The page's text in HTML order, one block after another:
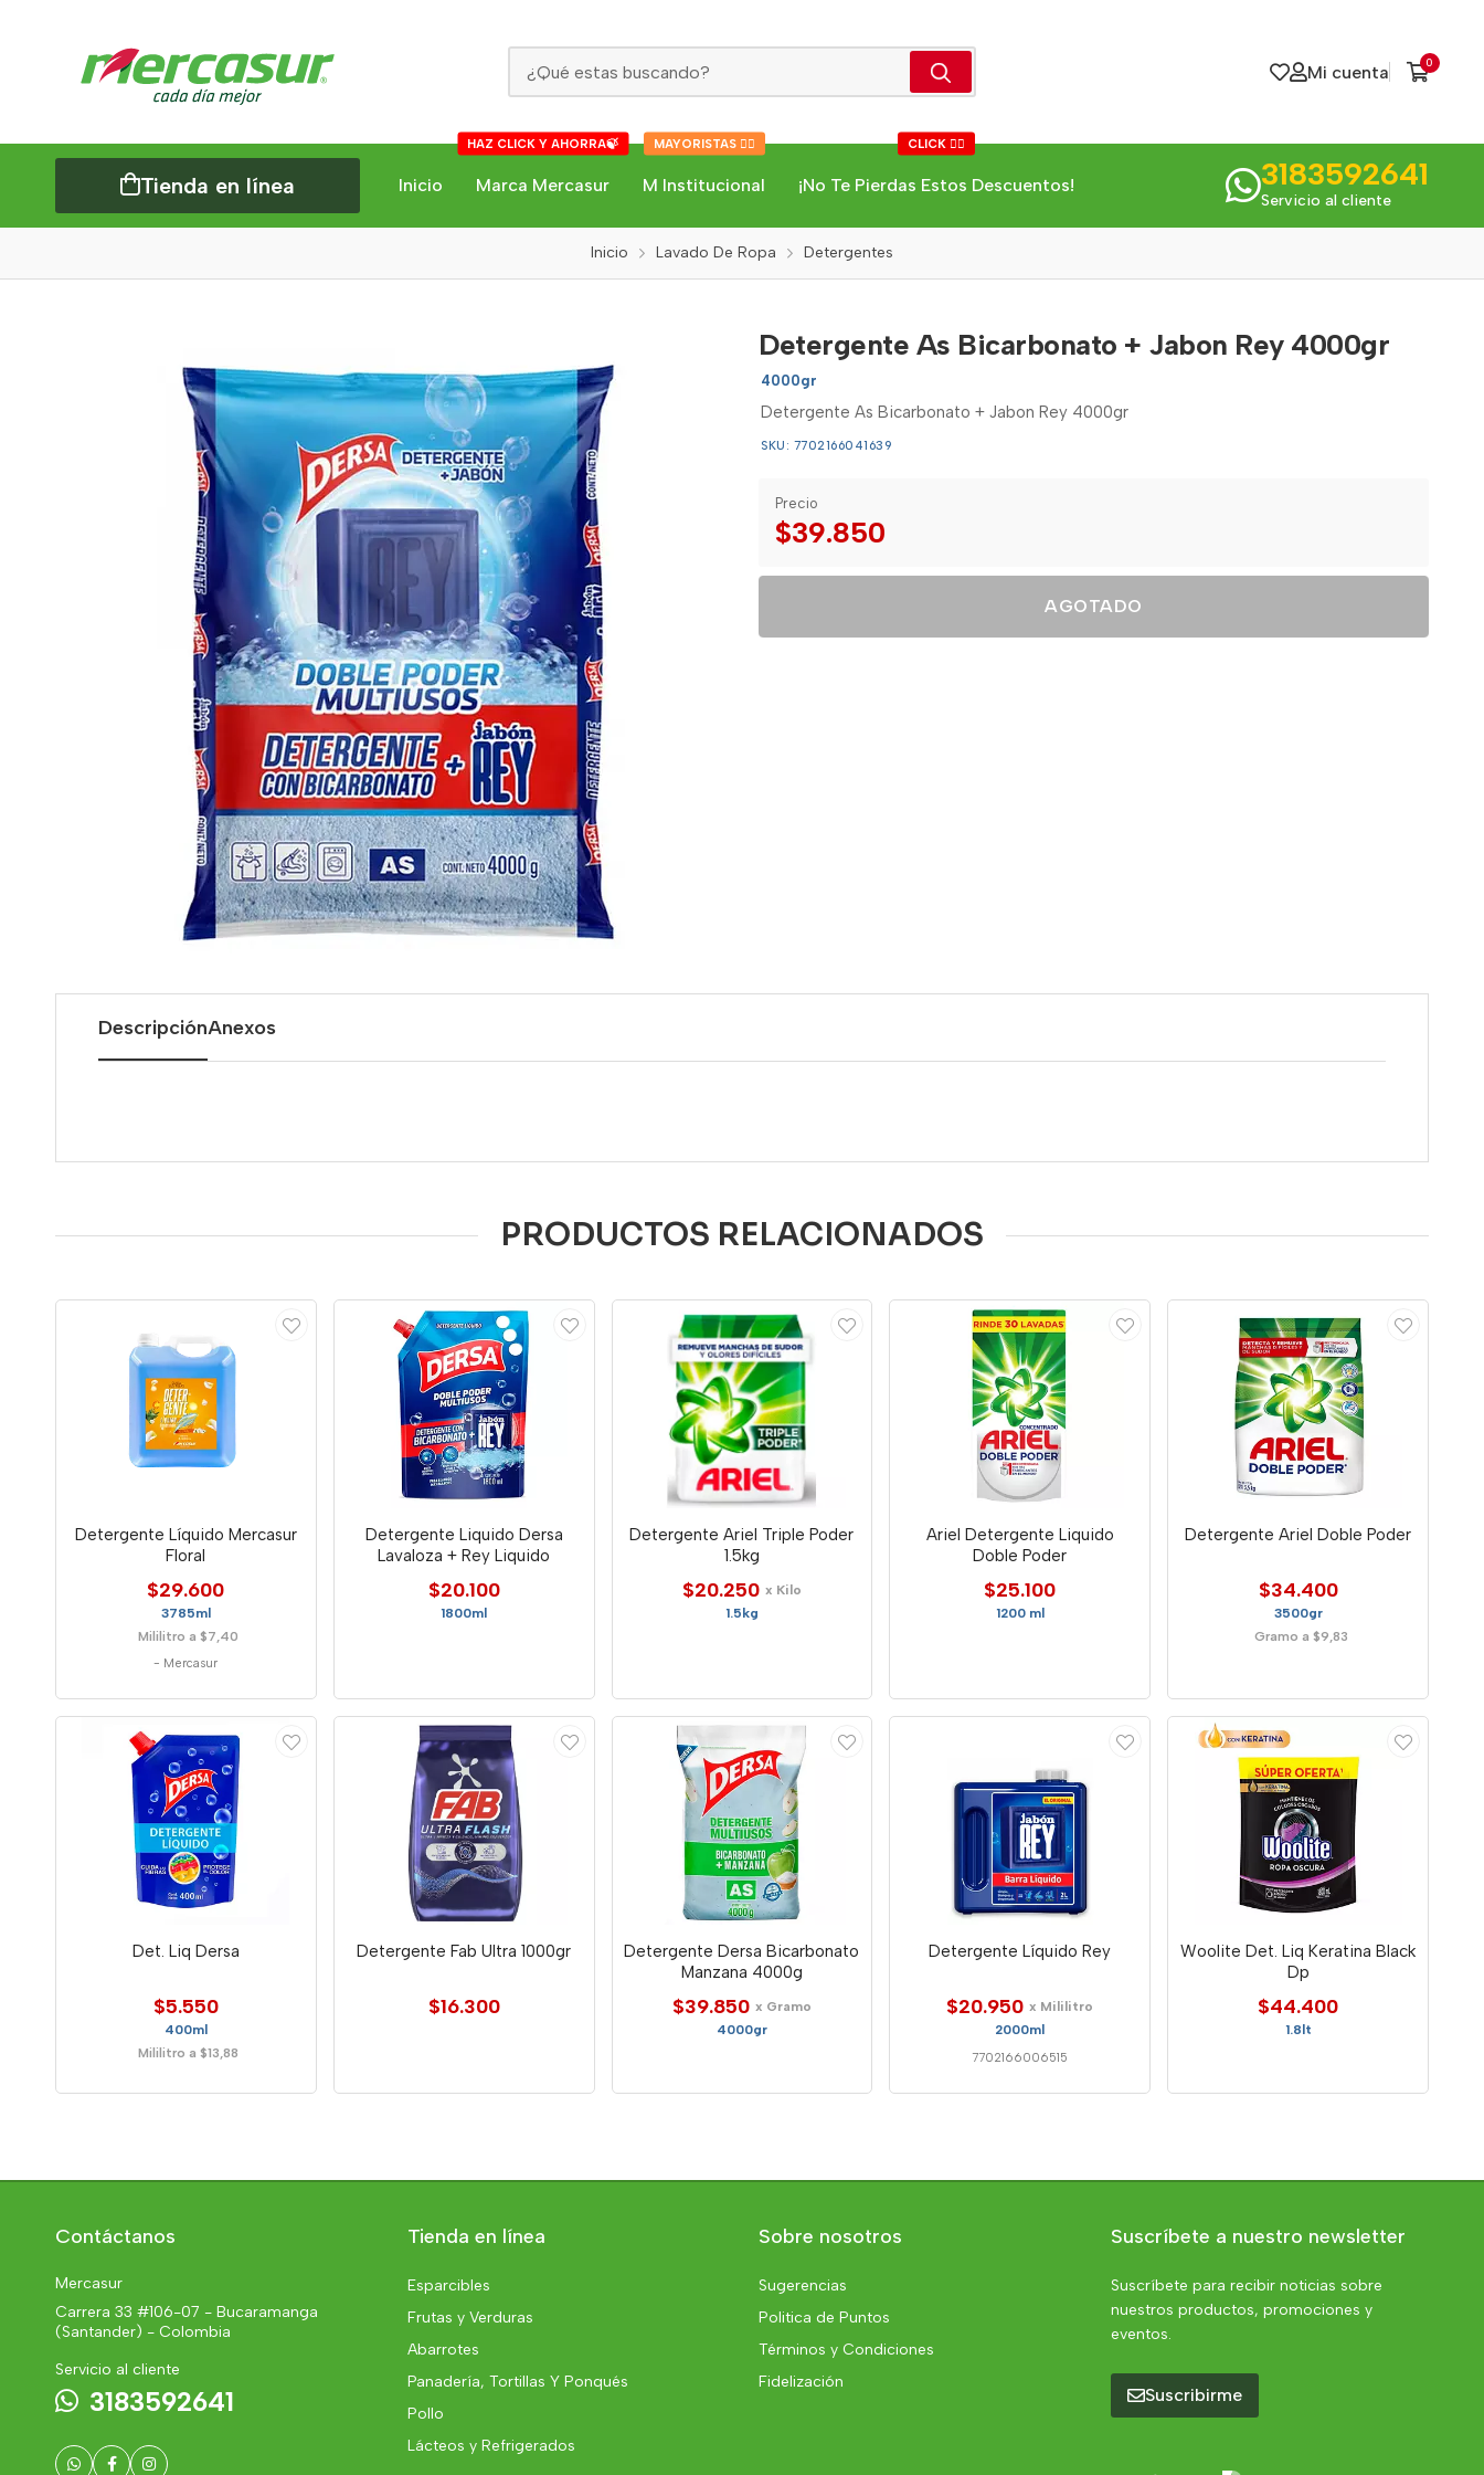
Mi cuenta 0
Tienda en línea Inicio Marca Mercasur
HAZ CLICK Y AHORRA🍃
M Institucional
MAYORISTAS 👇🏻
¡No Te Pierdas Estos Descuentos!
CLICK 👇🏻
3183592641
Servicio al cliente
Inicio Lavado De Ropa Detergentes
Detergente As Bicarbonato + Jabon Rey 4000gr
4000gr
Detergente As Bicarbonato + Jabon Rey 4000gr
SKU: 7702166041639
Precio
$39.850
AGOTADO
DescripciónAnexos
PRODUCTOS RELACIONADOS
Detergente Líquido Mercasur
Floral
$29.600
3785ml
Mililitro a $7,40
- Mercasur
Detergente Liquido Dersa
Lavaloza + Rey Liquido
$20.100
1800ml
Detergente Ariel Triple Poder
1.5kg
$20.250 x Kilo
1.5kg
Ariel Detergente Liquido
Doble Poder
$25.100
1200 ml
Detergente Ariel Doble Poder
$34.400
3500gr
Gramo a $9,83
Det. Liq Dersa
$5.550
400ml
Mililitro a $13,88
Detergente Fab Ultra 1000gr
$16.300
Detergente Dersa Bicarbonato
Manzana 4000g
$39.850 x Gramo
4000gr
Detergente Líquido Rey
$20.950 x Mililitro
2000ml
7702166006515
Woolite Det. Liq Keratina Black
Dp
$44.400
1.8lt
Contáctanos
Mercasur
Carrera 33 #106-07 - Bucaramanga
(Santander) - Colombia
Servicio al cliente
3183592641
Tienda en línea
Esparcibles
Frutas y Verduras
Abarrotes
Panadería, Tortillas Y Ponqués
Pollo
Lácteos y Refrigerados
Sobre nosotros
Sugerencias
Politica de Puntos
Términos y Condiciones
Fidelización
Suscríbete a nuestro newsletter
Suscríbete para recibir noticias sobre
nuestros productos, promociones y
eventos.
Suscribirme